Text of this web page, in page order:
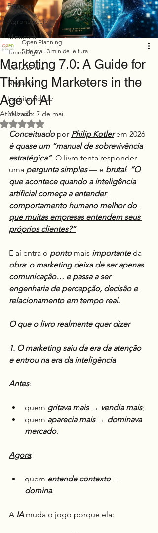
Finanças
Agronegócio
Minucom
Tecnologia
Consciência
Negócio
Espiritualidade
Mkt h2h
Marketing 7.0: A Guide for
Thinking Marketers in the
Age of AI
Open Planning
5 de mai. 3 min de leitura
Atualizado: 7 de mai.
Avaliado com NaN de 5 estrelas.
Conceituado por Philip Kotler em 2026
é quase um “manual de sobrevivência
estratégica”. O livro tenta responder
uma pergunta simples — e brutal: “O
que acontece quando a inteligência
artificial começa a entender
comportamento humano melhor do
que muitas empresas entendem seus
próprios clientes?”
E aí entra o ponto mais importante da
obra: o marketing deixa de ser apenas
comunicação… e passa a ser
engenharia de percepção, decisão e
relacionamento em tempo real.
O que o livro realmente quer dizer
1. O marketing saiu da era da atenção
e entrou na era da inteligência
Antes:
quem gritava mais → vendia mais;
quem aparecia mais → dominava
mercado.
Agora:
quem entende contexto →
domina.
A IA muda o jogo porque ela: